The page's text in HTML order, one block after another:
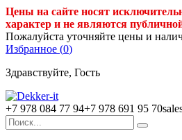
Цены на сайте носят
характер и не являются
Пожалуйста уточняйте цены и
Избранное (0)
Здравствуйте, Гость
+7 978 084 77 94+7 978 691 95 70